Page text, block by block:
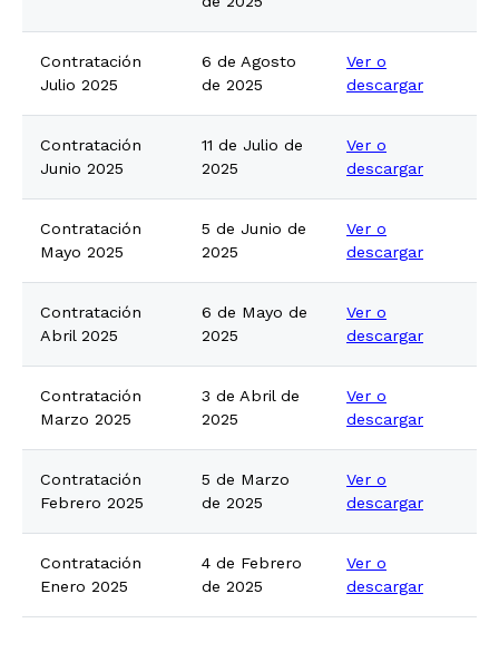
Contratación
Julio 2025
6 de Agosto
de 2025
Ver o
descargar
Contratación
Junio 2025
11 de Julio de
2025
Ver o
descargar
Contratación
Mayo 2025
5 de Junio de
2025
Ver o
descargar
Contratación
Abril 2025
6 de Mayo de
2025
Ver o
descargar
Contratación
Marzo 2025
3 de Abril de
2025
Ver o
descargar
Contratación
Febrero 2025
5 de Marzo
de 2025
Ver o
descargar
Contratación
Enero 2025
4 de Febrero
de 2025
Ver o
descargar